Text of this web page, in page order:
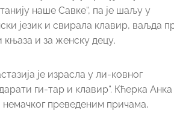
наше Савке“, па је шаљу у
језик и свирала клавир, ваљда
књаза и за женску децу.
је израсла у ли-ковног
ги-тар и клавир“. Кћерка
преведеним причама,